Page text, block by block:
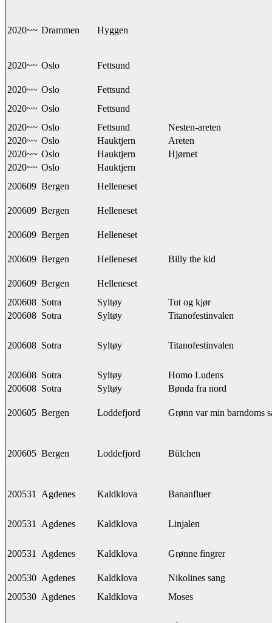
2020~~ Drammen Hyggen
2020~~ Oslo Fettsund
2020~~ Oslo
Fettsund
2020~~ Oslo
Fettsund
2020~~ Oslo Fettsund
Nesten-areten
2020~~ Oslo Hauktjern
Areten
2020~~ Oslo Hauktjern
Hjørnet
2020~~ Oslo
Hauktjern
200609 Bergen Helleneset
200609 Bergen Helleneset
200609 Bergen Helleneset
200609 Bergen Helleneset Billy the kid
200609 Bergen
Helleneset
200608 Sotra Syltøy
Tut og kjør
200608 Sotra Syltøy Titanofestinvalen
200608 Sotra Syltøy Titanofestinvalen
200608 Sotra Syltøy
Homo Ludens
200608 Sotra Syltøy Bønda fra nord
200605 Bergen Loddefjord Grønn var min barndoms
200605 Bergen Loddefjord Bülchen
200531 Agdenes Kaldklova Bananfluer
200531 Agdenes Kaldklova Linjalen
200531 Agdenes Kaldklova Grønne fingrer
200530 Agdenes Kaldklova
Nikolines sang
200530 Agdenes Kaldklova Moses